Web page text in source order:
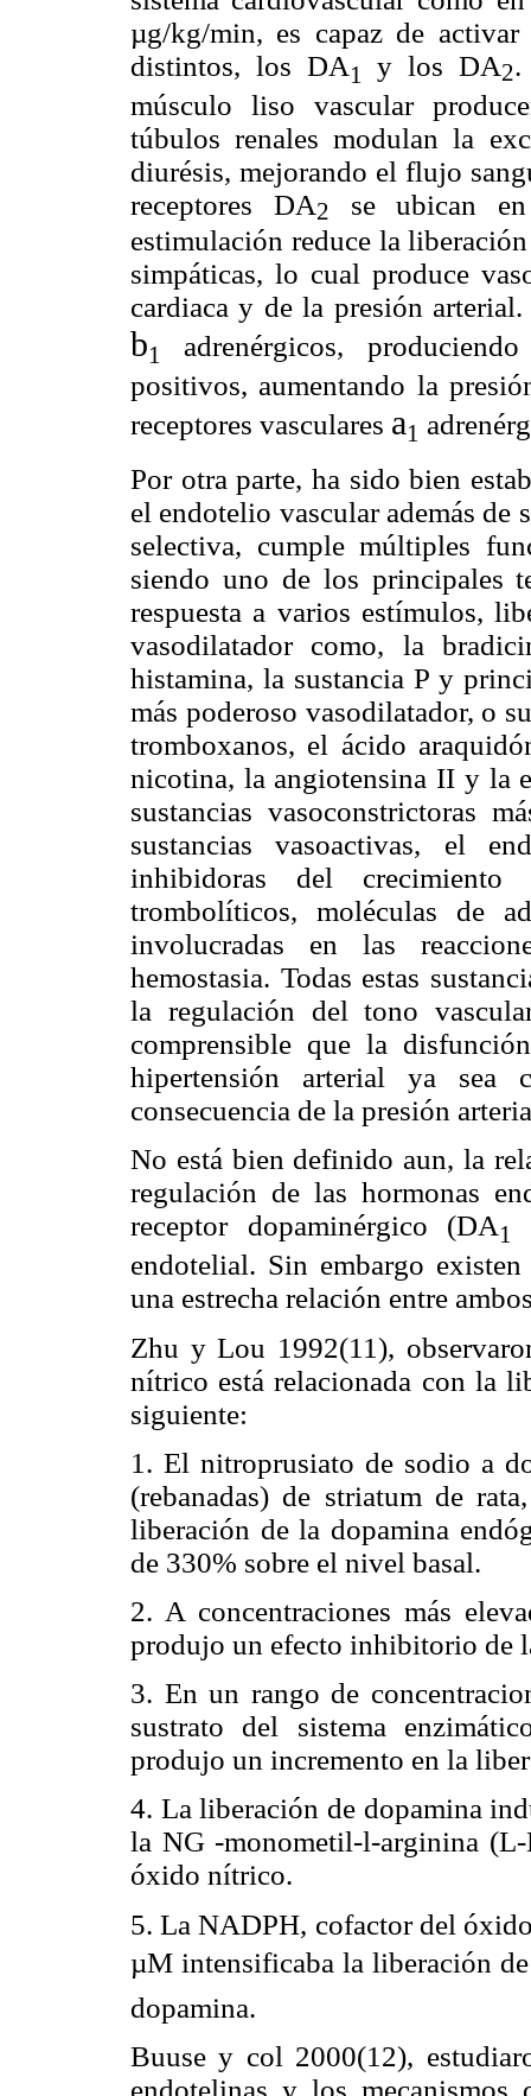
µg/kg/min, es capaz de
distintos, los DA1 y los DA2.
músculo liso vascular
túbulos renales modulan la
diurésis, mejorando el flujo
receptores DA2
se ubican
estimulación reduce la
simpáticas, lo cual produce
cardiaca y de la presión
b1
adrenérgicos,
positivos, aumentando la
receptores vasculares a1
Por otra parte, ha sido bien
el endotelio vascular además de
selectiva, cumple múltiples
siendo uno de los principales
respuesta a varios estímulos,
vasodilatador como, la
histamina, la sustancia P y
más poderoso vasodilatador, o
tromboxanos, el ácido
nicotina, la angiotensina II y la
sustancias vasoconstrictoras
sustancias vasoactivas, el
inhibidoras del
trombolíticos, moléculas de
involucradas en las
hemostasia. Todas estas
la regulación del tono
comprensible que la
hipertensión arterial ya sea
consecuencia de la presión
No está bien definido aun, la
regulación de las hormonas
receptor dopaminérgico (DA1
endotelial. Sin embargo
una estrecha relación entre
Zhu y Lou 1992(11),
nítrico está relacionada con la
siguiente:
1. El nitroprusiato de sodio a
(rebanadas) de striatum de
liberación de la dopamina
de 330% sobre el nivel basal.
2. A concentraciones más
produjo un efecto inhibitorio de
3. En un rango de
sustrato del sistema
produjo un incremento en la
4. La liberación de dopamina
la NG -monometil-l-arginina
óxido nítrico.
5. La NADPH, cofactor del
µM intensificaba la liberación
dopamina.
Buuse y col 2000(12),
endotelinas y los mecanismos